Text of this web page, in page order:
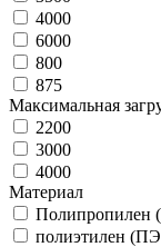
4000
6000
800
875
Максимальная
2200
3000
4000
Материал
Полипропилен
полиэтилен